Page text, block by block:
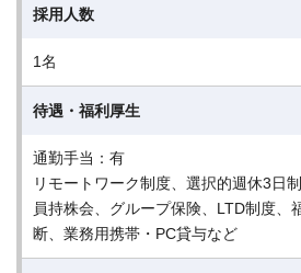
採用人数
1名
待遇・福利厚生
通勤手当：有
リモートワーク制度、選択的週休3日
員持株会、グループ保険、LTD制度、
断、業務用携帯・PC貸与など